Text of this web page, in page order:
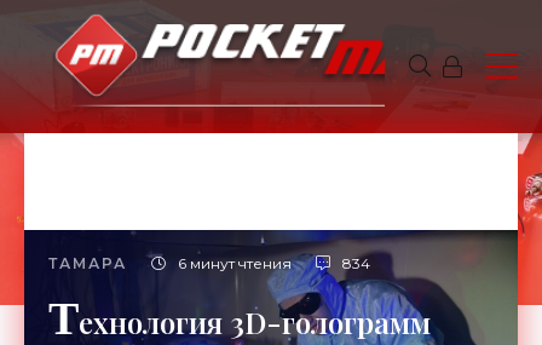
ТАМАРА 6 минут чтения 834
Технология 3D-голограмм